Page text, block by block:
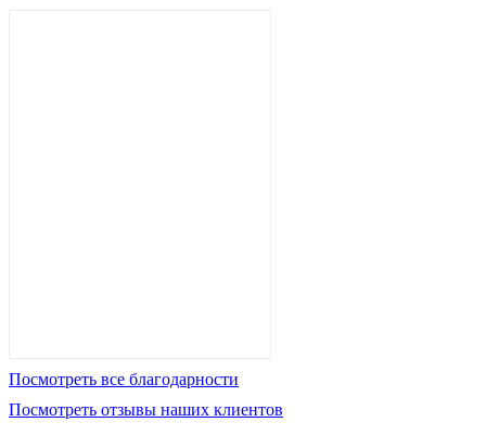
Посмотреть все благодарности
Посмотреть отзывы наших клиентов